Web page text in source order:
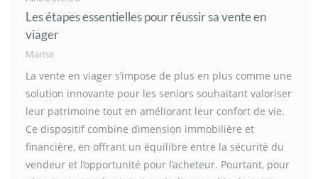
Les étapes essentielles pour réussir sa vente en
viager
Marise
La vente en viager s’impose de plus en plus comme une
solution innovante pour les seniors souhaitant valoriser
leur patrimoine tout en améliorant leur confort de vie.
Ce dispositif combine dimension immobilière et
financière, en offrant un équilibre entre la sécurité du
vendeur et l’opportunité pour l’acheteur. Pourtant, pour